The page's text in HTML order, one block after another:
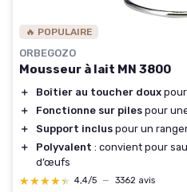
🔥 POPULAIRE
ORBEGOZO
Mousseur à lait MN 3800
＋ Boîtier au toucher doux
＋
Fonctionne sur piles pour
＋
Support inclus pour un
＋
Polyvalent : convient pour
d’œufs
★★★★★
★★★★★ 4,4/5 — 3362 avis